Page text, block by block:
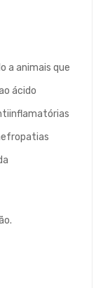
a animais que
ácido